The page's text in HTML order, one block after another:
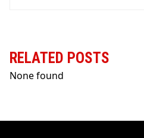
RELATED POSTS
None found